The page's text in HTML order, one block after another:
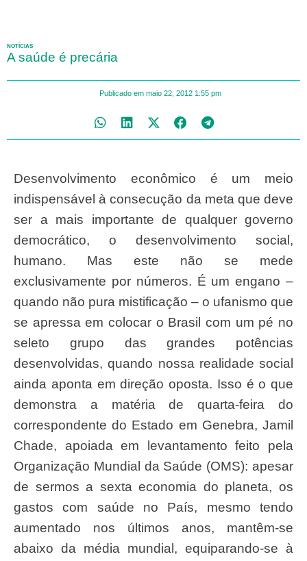
NOTÍCIAS
A saúde é precária
Publicado em maio 22, 2012 1:55 pm
Desenvolvimento econômico é um meio
indispensável à consecução da meta que deve
ser a mais importante de qualquer governo
democrático, o desenvolvimento social,
humano. Mas este não se mede
exclusivamente por números. É um engano –
quando não pura mistificação – o ufanismo que
se apressa em colocar o Brasil com um pé no
seleto grupo das grandes potências
desenvolvidas, quando nossa realidade social
ainda aponta em direção oposta. Isso é o que
demonstra a matéria de quarta-feira do
correspondente do Estado em Genebra, Jamil
Chade, apoiada em levantamento feito pela
Organização Mundial da Saúde (OMS): apesar
de sermos a sexta economia do planeta, os
gastos com saúde no País, mesmo tendo
aumentado nos últimos anos, mantêm-se
abaixo da média mundial, equiparando-se à